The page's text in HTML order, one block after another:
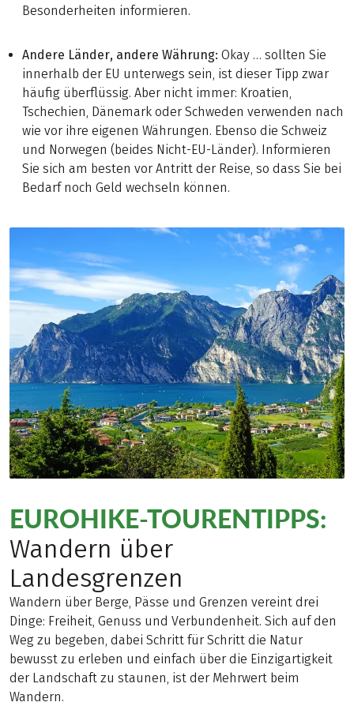
Besonderheiten informieren.
Andere Länder, andere Währung: Okay … sollten Sie
innerhalb der EU unterwegs sein, ist dieser Tipp zwar
häufig überflüssig. Aber nicht immer: Kroatien,
Tschechien, Dänemark oder Schweden verwenden nach
wie vor ihre eigenen Währungen. Ebenso die Schweiz
und Norwegen (beides Nicht-EU-Länder). Informieren
Sie sich am besten vor Antritt der Reise, so dass Sie bei
Bedarf noch Geld wechseln können.
EUROHIKE-TOURENTIPPS:
Wandern über
Landesgrenzen
Wandern über Berge, Pässe und Grenzen vereint drei
Dinge: Freiheit, Genuss und Verbundenheit. Sich auf den
Weg zu begeben, dabei Schritt für Schritt die Natur
bewusst zu erleben und einfach über die Einzigartigkeit
der Landschaft zu staunen, ist der Mehrwert beim
Wandern.